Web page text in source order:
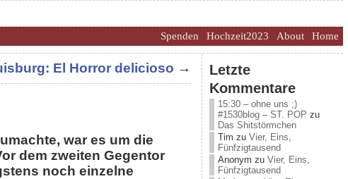
Home
About
Hochzeit2023
Spenden
El Horror delicioso →
war es um die
dem zweiten Gegentor
noch einzelne
Letzte
Kommentare
15:30 – ohne uns ;)
#1530blog – ST. POP zu
Das Shitstörmchen
Tim zu Vier, Eins,
Fünfzigtausend
Anonym zu Vier, Eins,
Fünfzigtausend